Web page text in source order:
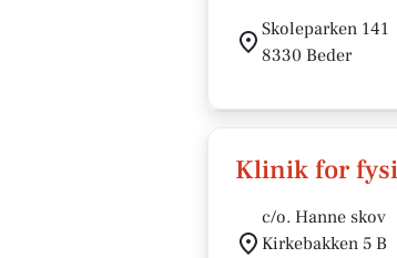
Skoleparken 141
8330 Beder
Klinik for
c/o. Hanne skov
Kirkebakken 5 B